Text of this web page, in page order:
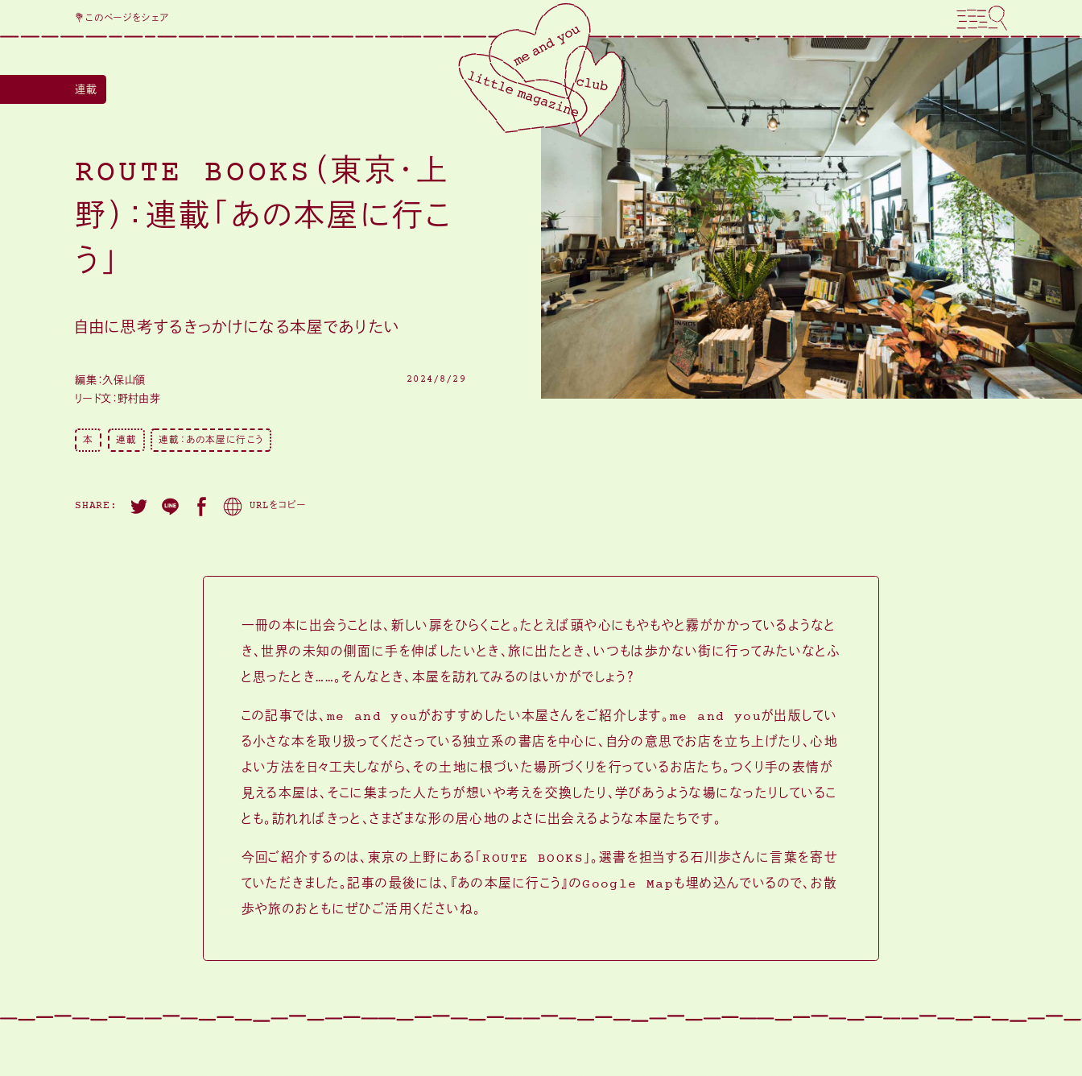
💐このページをシェア
連載
ROUTE BOOKS（東京・上
野）：連載「あの本屋に行こ
う」
自由に思考するきっかけになる本屋でありたい
編集：久保山領
リード文：野村由芽
2024/8/29
本 連載 連載：あの本屋に行こう
SHARE: URLをコピー
一冊の本に出会うことは、新しい扉をひらくこと。たとえば頭や心にもやもやと霧がかかっているようなと
き、世界の未知の側面に手を伸ばしたいとき、旅に出たとき、いつもは歩かない街に行ってみたいなとふ
と思ったとき……。そんなとき、本屋を訪れてみるのはいかがでしょう？
この記事では、me and youがおすすめしたい本屋さんをご紹介します。me and youが出版してい
る小さな本を取り扱ってくださっている独立系の書店を中心に、自分の意思でお店を立ち上げたり、心地
よい方法を日々工夫しながら、その土地に根づいた場所づくりを行っているお店たち。つくり手の表情が
見える本屋は、そこに集まった人たちが想いや考えを交換したり、学びあうような場になったりしているこ
とも。訪れればきっと、さまざまな形の居心地のよさに出会えるような本屋たちです。
今回ご紹介するのは、東京の上野にある「ROUTE BOOKS」。選書を担当する石川歩さんに言葉を寄せ
ていただきました。記事の最後には、『あの本屋に行こう』のGoogle Mapも埋め込んでいるので、お散
歩や旅のおともにぜひご活用くださいね。